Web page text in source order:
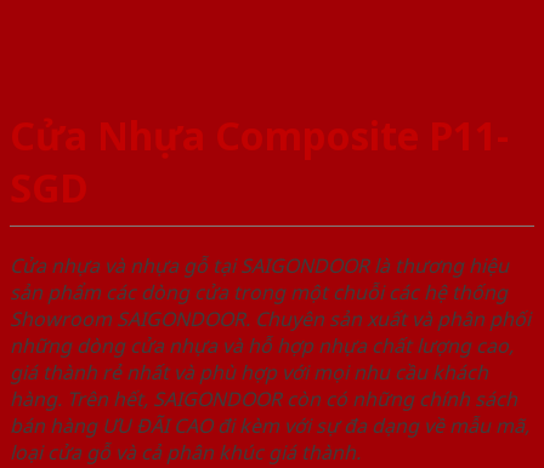
Cửa Nhựa Composite P11-
SGD
Cửa nhựa và nhựa gỗ tại SAIGONDOOR là thương hiệu
sản phẩm các dòng cửa trong một chuỗi các hệ thống
Showroom SAIGONDOOR. Chuyên sản xuất và phân phối
những dòng cửa nhựa và hỗ hợp nhựa chất lượng cao,
giá thành rẻ nhất và phù hợp với mọi nhu cầu khách
hàng. Trên hết, SAIGONDOOR còn có những chính sách
bán hàng ƯU ĐÃI CAO đi kèm với sự đa dạng về mẫu mã,
loại cửa gỗ và cả phân khúc giá thành.